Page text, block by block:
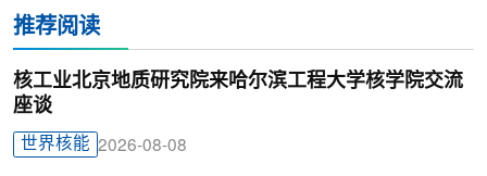
推荐阅读
核工业北京地质研究院来哈尔滨工程大学核学院交流
座谈
世界核能 2026-08-08